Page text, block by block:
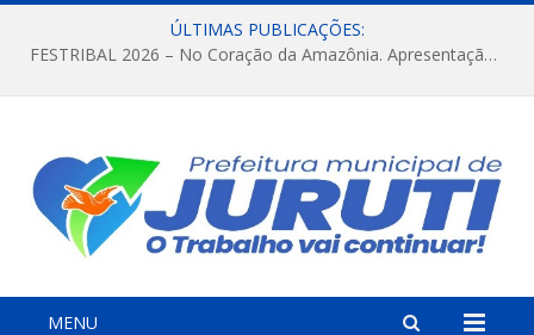
ÚLTIMAS PUBLICAÇÕES:
FESTRIBAL 2026 – No Coração da Amazônia. Apresentação da Munduruku.
MENU